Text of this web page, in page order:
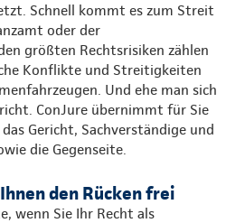
Schnell kommt es zum Streit
oder der
größten Rechtsrisiken zählen
Konflikte und Streitigkeiten
Und ehe man sich
ConJure übernimmt für Sie
Gericht, Sachverständige und
die Gegenseite.
den Rücken frei
wenn Sie Ihr Recht als